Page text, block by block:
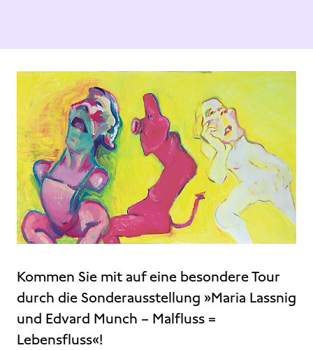
Kommen Sie mit auf eine besondere Tour
durch die Sonderausstellung »Maria Lassnig
und Edvard Munch – Malfluss =
Lebensfluss«!